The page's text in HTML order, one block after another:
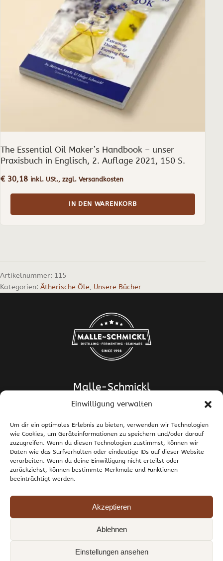
Einwilligung verwalten
Um dir ein optimales Erlebnis zu bieten, verwenden wir Technologien
wie Cookies, um Geräteinformationen zu speichern und/oder darauf
zuzugreifen. Wenn du diesen Technologien zustimmst, können wir
Daten wie das Surfverhalten oder eindeutige IDs auf dieser Website
verarbeiten. Wenn du deine Einwilligung nicht erteilst oder
zurückziehst, können bestimmte Merkmale und Funktionen
beeinträchtigt werden.
Akzeptieren
Ablehnen
Einstellungen ansehen
The Essential Oil Maker’s Handbook – unser
Praxisbuch in Englisch, 2. Auflage 2021, 150 S.
€30,18 inkl. USt., zzgl. Versandkosten
IN DEN WARENKORB
Artikelnummer: 115
Kategorien: Ätherische Öle, Unsere Bücher
Malle-Schmickl
Dipl.-Ing. Dr. Helge Schmickl
Dipl.-Ing. Dr. Bettina Malle-Schmickl
Ehrentalerstrasse 39
9020 Klagenfurt am Wörthersee / Österreich
T +43 463 437786
Esupport@malle-schmickl.net
Kontakt / Impressum
Widerruf und Rücksendungen
Versand und Zahlung
Allgemeine Geschäftsbedingungen
Cookie-Richtlinie (EU)
© 1998-2026 Malle-Schmickl GesnbR. Alle Rechte vorbehalten.